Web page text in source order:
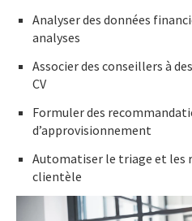
Analyser des données
analyses
Associer des conseillers à
CV
Formuler des
d’approvisionnement
Automatiser le triage et les
clientèle